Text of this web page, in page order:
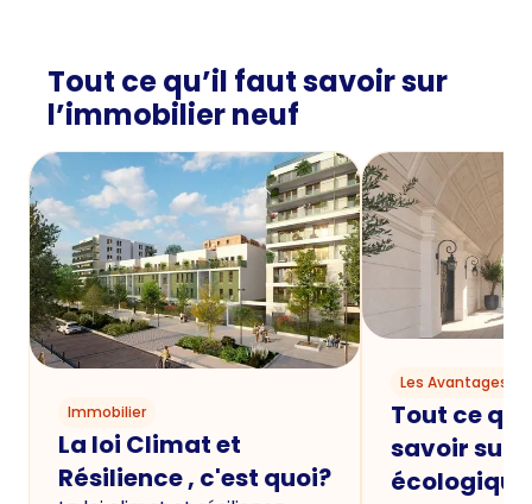
Tout ce qu’il faut savoir sur
l’immobilier neuf
Immobilier
La loi Climat et
Résilience , c'est quoi?
Les Avantages
Tout ce
savoir sur
écologique